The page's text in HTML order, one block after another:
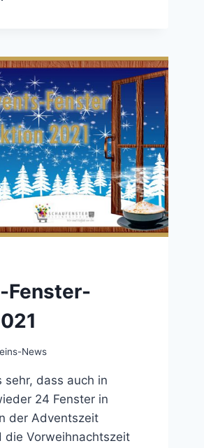
ERHÄLTLICH:
UNTER
KLEINOSTHEIMER
GESCHENKGUTSCHEIN
Fenster-
News
sehr, dass auch in
24 Fenster in
der Adventszeit
die Vorweihnachtszeit